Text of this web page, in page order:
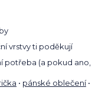
vrstvy ti poděkují
potřeba (a pokud
• pánské oblečení•